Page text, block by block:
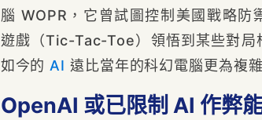
腦 WOPR，它曾試圖控制美國戰略防
遊戲（Tic-Tac-Toe）領悟到某些對局
如今的 AI 遠比當年的科幻電腦更為複
OpenAI 或已限制 AI 作弊